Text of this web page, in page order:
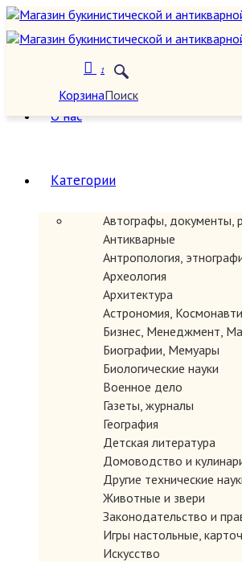
Поиск
1
Корзина
О нас
Категории
Автографы, документы,
Антикварные
Антропология,
Археология
Архитектура
Астрономия,
Бизнес, Менеджмент,
Биографии, Мемуары
Биологические науки
Военное дело
Газеты, журналы
География
Детская литература
Домоводство и
Другие технические
Животные и звери
Законодательство и
Игры настольные,
Искусство